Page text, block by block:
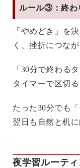
ルール③：終わ
「やめどき」を
く、挫折につなが
「30分で終わる
タイマーで区切
たった30分でも
翌日も自然と机
夜学習ルーティ